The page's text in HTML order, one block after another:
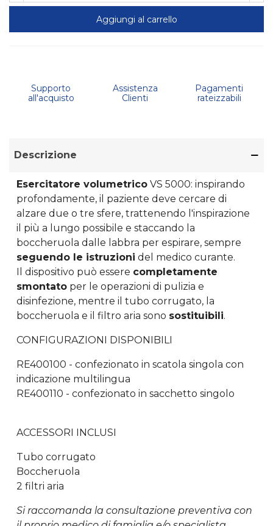
Aggiungi al carrello
Supporto
all'acquisto
Assistenza
Clienti
Pagamenti
rateizzabili
Descrizione
Esercitatore volumetrico VS 5000: inspirando
profondamente, il paziente deve cercare di
alzare due o tre sfere, trattenendo l'inspirazione
il più a lungo possibile e staccando la
boccheruola dalle labbra per espirare, sempre
seguendo le istruzioni del medico curante.
Il dispositivo può essere completamente
smontato per le operazioni di pulizia e
disinfezione, mentre il tubo corrugato, la
boccheruola e il filtro aria sono sostituibili.
CONFIGURAZIONI DISPONIBILI
RE400100 - confezionato in scatola singola con
indicazione multilingua
RE400110 - confezionato in sacchetto singolo
ACCESSORI INCLUSI
Tubo corrugato
Boccheruola
2 filtri aria
Si raccomanda la consultazione preventiva con